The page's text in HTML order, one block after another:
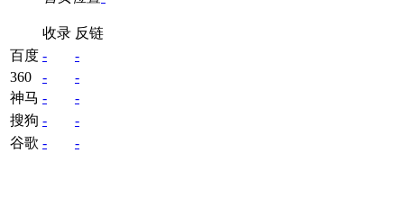
收录 反链
百度 -
-
360
-
-
神马 -
-
搜狗 -
-
谷歌 - -